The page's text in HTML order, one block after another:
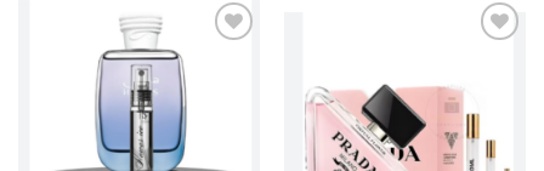
AÑADIR
LISTA
DESEOS
LISTA
DESEOS